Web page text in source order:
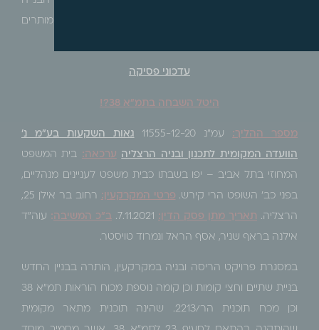
המותרים, קביעת התכסית המותרת, קביעת מרווחי בנייה מותרים
עדכוני פסיקה
היטל השבחה בתמ"א 38?!
מספר ההליך: עמ"נ 11555-12-20 גאות השקעות בע"מ נ'
הוועדה המקומית לתכנון ובניה הרצליה ערכאה: בית המשפט
המחוזי בתל אביב – יפו בשבתו כבית משפט לעניינים מנהליים,
בפני כב' השופט הרי קירש. פרטי המקרקעין: רחוב בר אילן 25,
הרצליה. תאריך מתן פסק הדין: ב"כ המשיבה: עוה"ד
אילנה בראף שניר, אסף הראל ונמרוד טויסטר.
במסגרת פרויקט הריסה ובניה במקרקעין, הותרה בבניין החדש
בניית שתיים וחצי קומות וכן קומה נוספת מכוח הוראות תמ"א 38
וכן מכח תוכנית הר/2213. שהינה תוכנית מתאר מקומית